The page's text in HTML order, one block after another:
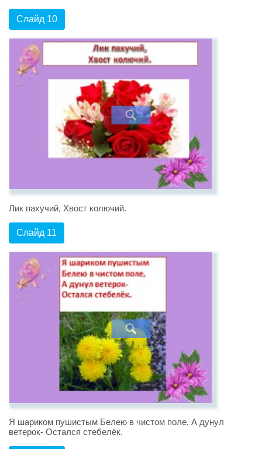
Слайд 10
Лик пахучий, Хвост колючий.
Слайд 11
Я шариком пушистым Белею в чистом поле, А дунул
ветерок- Остался стебелёк.